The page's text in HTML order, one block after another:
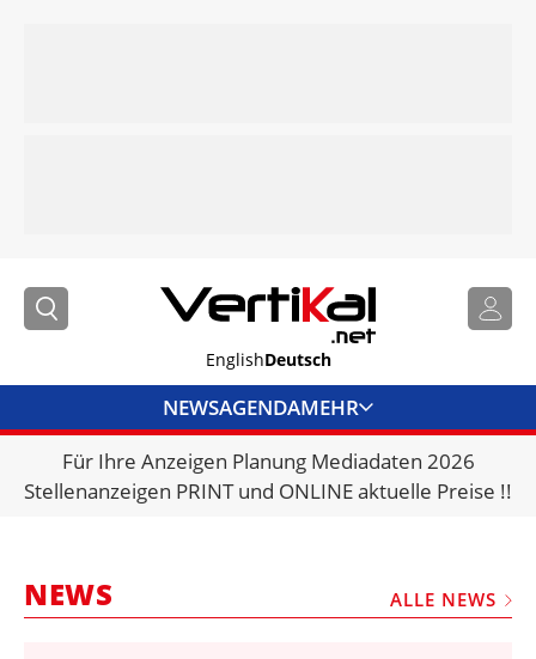
EnglishDeutsch
NEWSAGENDAMEHR
BRANCHENLINKS
VERMIETER
Für Ihre Anzeigen Planung Mediadaten 2026
Stellenanzeigen PRINT und ONLINE aktuelle Preise !!
NEWS ALLE NEWS